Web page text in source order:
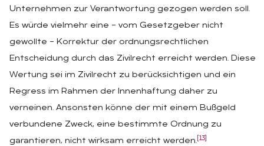
Unternehmen zur Verantwortung gezogen werden soll.
Es würde vielmehr eine – vom Gesetzgeber nicht
gewollte – Korrektur der ordnungsrechtlichen
Entscheidung durch das Zivilrecht erreicht werden. Diese
Wertung sei im Zivilrecht zu berücksichtigen und ein
Regress im Rahmen der Innenhaftung daher zu
verneinen. Ansonsten könne der mit einem Bußgeld
verbundene Zweck, eine bestimmte Ordnung zu
garantieren, nicht wirksam erreicht werden. [13]